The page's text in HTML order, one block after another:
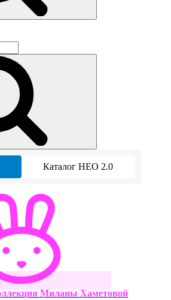
Каталог НЕО 2.0
Миланы Хаметовой